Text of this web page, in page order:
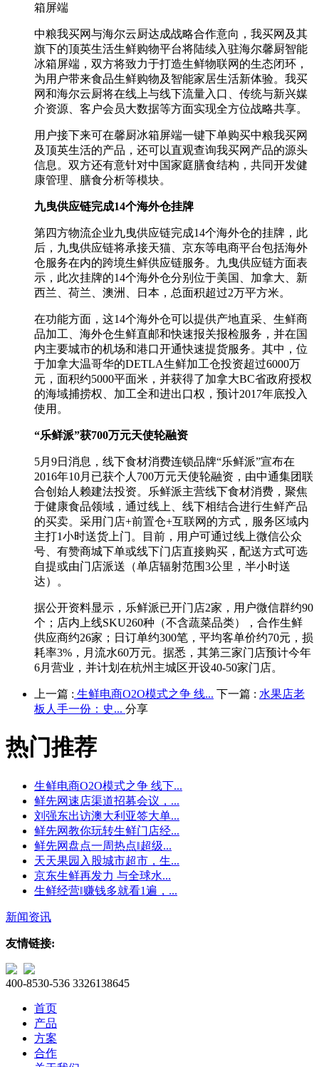
箱屏端
中粮我买网与海尔云厨达成战略合作意向，我买网及其
旗下的顶英生活生鲜购物平台将陆续入驻海尔馨厨智能
冰箱屏端，双方将致力于打造生鲜物联网的生态闭环，
为用户带来食品生鲜购物及智能家居生活新体验。我买
网和海尔云厨将在线上与线下流量入口、传统与新兴媒
介资源、客户会员大数据等方面实现全方位战略共享。
用户接下来可在馨厨冰箱屏端一键下单购买中粮我买网
及顶英生活的产品，还可以直观查询我买网产品的源头
信息。双方还有意针对中国家庭膳食结构，共同开发健
康管理、膳食分析等模块。
九曳供应链完成14个海外仓挂牌
第四方物流企业九曳供应链完成14个海外仓的挂牌，此
后，九曳供应链将承接天猫、京东等电商平台包括海外
仓服务在内的跨境生鲜供应链服务。九曳供应链方面表
示，此次挂牌的14个海外仓分别位于美国、加拿大、新
西兰、荷兰、澳洲、日本，总面积超过2万平方米。
在功能方面，这14个海外仓可以提供产地直采、生鲜商
品加工、海外仓生鲜直邮和快速报关报检服务，并在国
内主要城市的机场和港口开通快速提货服务。其中，位
于加拿大温哥华的DETLA生鲜加工仓投资超过6000万
元，面积约5000平面米，并获得了加拿大BC省政府授权
的海域捕捞权、加工全和进出口权，预计2017年底投入
使用。
“乐鲜派”获700万元天使轮融资
5月9日消息，线下食材消费连锁品牌“乐鲜派”宣布在
2016年10月已获个人700万元天使轮融资，由中通集团联
合创始人赖建法投资。乐鲜派主营线下食材消费，聚焦
于健康食品领域，通过线上、线下相结合进行生鲜产品
的买卖。采用门店+前置仓+互联网的方式，服务区域内
主打1小时送货上门。目前，用户可通过线上微信公众
号、有赞商城下单或线下门店直接购买，配送方式可选
自提或由门店派送（单店辐射范围3公里，半小时送
达）。
据公开资料显示，乐鲜派已开门店2家，用户微信群约90
个；店内上线SKU260种（不含蔬菜品类），合作生鲜
供应商约26家；日订单约300笔，平均客单价约70元，损
耗率3%，月流水60万元。据悉，其第三家门店预计今年
6月营业，并计划在杭州主城区开设40-50家门店。
上一篇 : 生鲜电商O2O模式之争 线... 下一篇 : 水果店老
板人手一份：史... 分享
热门推荐
生鲜电商O2O模式之争 线下...
鲜先网速店渠道招募会议，...
刘强东出访澳大利亚签大单...
鲜先网教你玩转生鲜门店经...
鲜先网盘点一周热点‖超级...
天天果园入股城市超市，生...
京东生鲜再发力 与全球水...
生鲜经营‖赚钱多就看1遍，...
新闻资讯
友情链接:
400-8530-536 3326138645
首页
产品
方案
合作